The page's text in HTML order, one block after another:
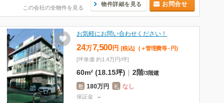
この会社の全物件を見る
物件詳細を見る お問合せ
お気軽にお問い合わせください！
24万7,500 円 [税込] (＋管理費等 - 円)
[坪単価 約1.4万円/坪]
60m² (18.15坪) | 2階/3階建
敷 180万円 礼 なし
保証金 －